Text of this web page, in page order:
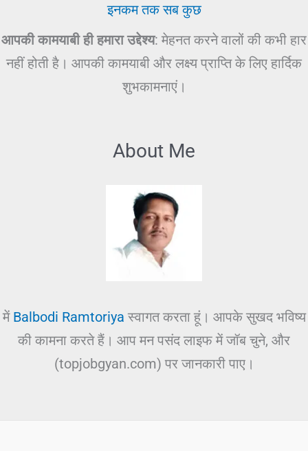
इनकम तक सब कुछ
आपकी कामयाबी ही हमारा उद्देश्य: मेहनत करने वालों की कभी हार
नहीं होती है। आपकी कामयाबी और लक्ष्य प्राप्ति के लिए हार्दिक
शुभकामनाएं।
About Me
में Balbodi Ramtoriya स्वागत करता हूं। आपके सुखद भविष्य
की कामना करते हैं। आप मन पसंद लाइफ में जॉब चुने, और
(topjobgyan.com) पर जानकारी पाए।